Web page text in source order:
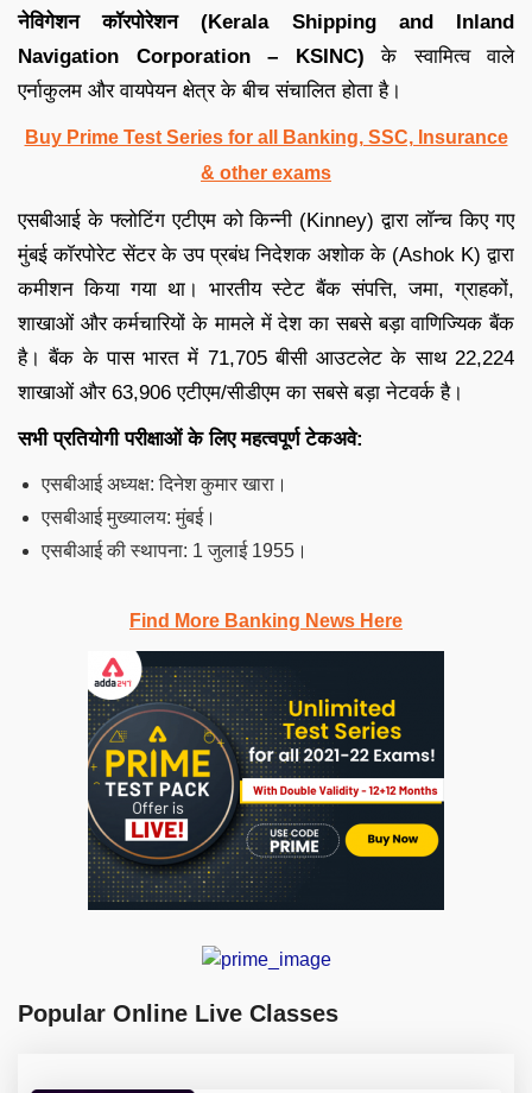
नेविगेशन कॉरपोरेशन (Kerala Shipping and Inland
Navigation Corporation – KSINC) के स्वामित्व वाले
एर्नाकुलम और वायपेयन क्षेत्र के बीच संचालित होता है।
Buy Prime Test Series for all Banking, SSC, Insurance
& other exams
एसबीआई के फ्लोटिंग एटीएम को किन्नी (Kinney) द्वारा लॉन्च किए गए
मुंबई कॉरपोरेट सेंटर के उप प्रबंध निदेशक अशोक के (Ashok K) द्वारा
कमीशन किया गया था। भारतीय स्टेट बैंक संपत्ति, जमा, ग्राहकों,
शाखाओं और कर्मचारियों के मामले में देश का सबसे बड़ा वाणिज्यिक बैंक
है। बैंक के पास भारत में 71,705 बीसी आउटलेट के साथ 22,224
शाखाओं और 63,906 एटीएम/सीडीएम का सबसे बड़ा नेटवर्क है।
सभी प्रतियोगी परीक्षाओं के लिए महत्वपूर्ण टेकअवे:
एसबीआई अध्यक्ष: दिनेश कुमार खारा।
एसबीआई मुख्यालय: मुंबई।
एसबीआई की स्थापना: 1 जुलाई 1955।
Find More Banking News Here
Popular Online Live Classes